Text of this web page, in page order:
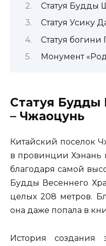
Статуя Будды
Статуя Усику
Статуя богини
Монумент
Статуя Будды
– Чжаоцунь
Китайский поселок
в провинции Хэнань
благодаря самой
Будды Весеннего
целых 208 метров.
она даже попала в
История создания